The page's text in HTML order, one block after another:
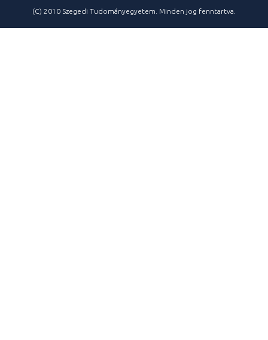
(C) 2010 Szegedi Tudományegyetem. Minden jog fenntartva.